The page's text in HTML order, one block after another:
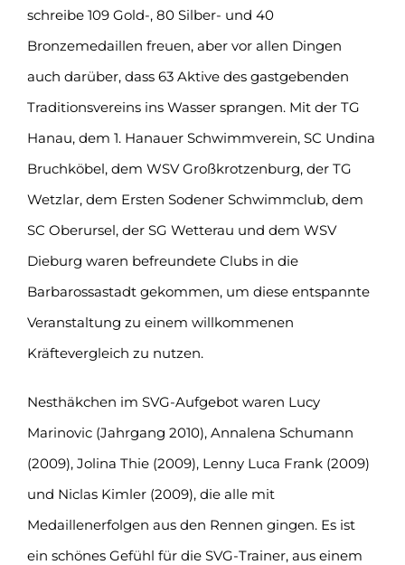
schreibe 109 Gold-, 80 Silber- und 40
Bronzemedaillen freuen, aber vor allen Dingen
auch darüber, dass 63 Aktive des gastgebenden
Traditionsvereins ins Wasser sprangen. Mit der TG
Hanau, dem 1. Hanauer Schwimmverein, SC Undina
Bruchköbel, dem WSV Großkrotzenburg, der TG
Wetzlar, dem Ersten Sodener Schwimmclub, dem
SC Oberursel, der SG Wetterau und dem WSV
Dieburg waren befreundete Clubs in die
Barbarossastadt gekommen, um diese entspannte
Veranstaltung zu einem willkommenen
Kräftevergleich zu nutzen.
Nesthäkchen im SVG-Aufgebot waren Lucy
Marinovic (Jahrgang 2010), Annalena Schumann
(2009), Jolina Thie (2009), Lenny Luca Frank (2009)
und Niclas Kimler (2009), die alle mit
Medaillenerfolgen aus den Rennen gingen. Es ist
ein schönes Gefühl für die SVG-Trainer, aus einem